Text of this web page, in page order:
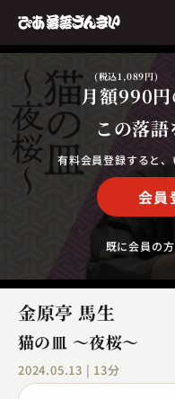
月額990円
(税込1,089円)
この落
有料会員登録すると
会員
既に会員の方
金原亭 馬生
猫の皿 ～夜桜～
2024.05.13 | 13分